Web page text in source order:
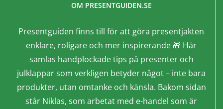
OM PRESENTGUIDEN.SE
Presentguiden finns till för att göra presentjakten
enklare, roligare och mer inspirerande 🎁 Här
samlas handplockade tips på presenter och
julklappar som verkligen betyder något – inte bara
produkter, utan omtanke och känsla. Bakom sidan
står Niklas, som arbetat med e-handel som är